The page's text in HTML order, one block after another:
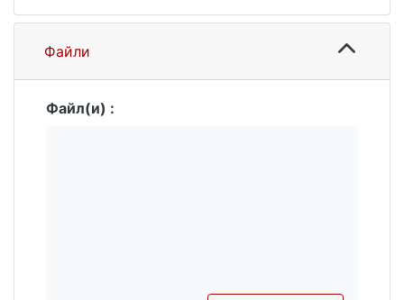
Файли
Файл(и) :